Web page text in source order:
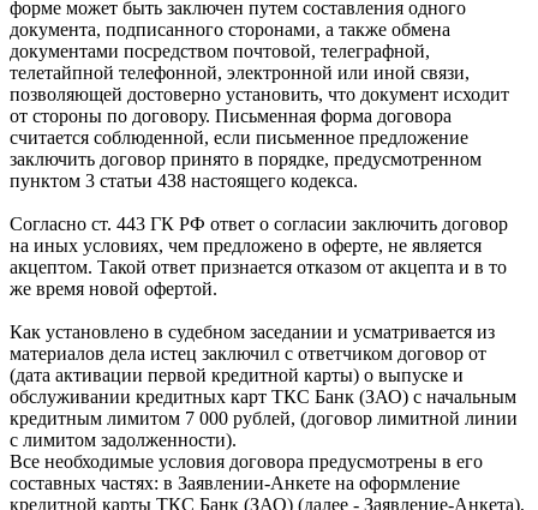
форме может быть заключен путем составления одного
документа, подписанного сторонами, а также обмена
документами посредством почтовой, телеграфной,
телетайпной телефонной, электронной или иной связи,
позволяющей достоверно установить, что документ исходит
от стороны по договору. Письменная форма договора
считается соблюденной, если письменное предложение
заключить договор принято в порядке, предусмотренном
пунктом 3 статьи 438 настоящего кодекса.
Согласно ст. 443 ГК РФ ответ о согласии заключить договор
на иных условиях, чем предложено в оферте, не является
акцептом. Такой ответ признается отказом от акцепта и в то
же время новой офертой.
Как установлено в судебном заседании и усматривается из
материалов дела истец заключил с ответчиком договор от
(дата активации первой кредитной карты) о выпуске и
обслуживании кредитных карт ТКС Банк (ЗАО) с начальным
кредитным лимитом 7 000 рублей, (договор лимитной линии
с лимитом задолженности).
Все необходимые условия договора предусмотрены в его
составных частях: в Заявлении-Анкете на оформление
кредитной карты ТКС Банк (ЗАО) (далее - Заявление-Анкета),